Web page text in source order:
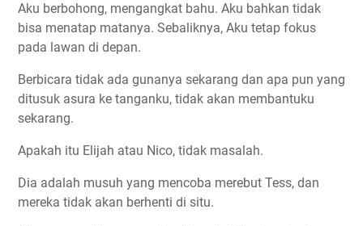
Aku berbohong, mengangkat bahu. Aku bahkan tidak
bisa menatap matanya. Sebaliknya, Aku tetap fokus
pada lawan di depan.
Berbicara tidak ada gunanya sekarang dan apa pun yang
ditusuk asura ke tanganku, tidak akan membantuku
sekarang.
Apakah itu Elijah atau Nico, tidak masalah.
Dia adalah musuh yang mencoba merebut Tess, dan
mereka tidak akan berhenti di situ.